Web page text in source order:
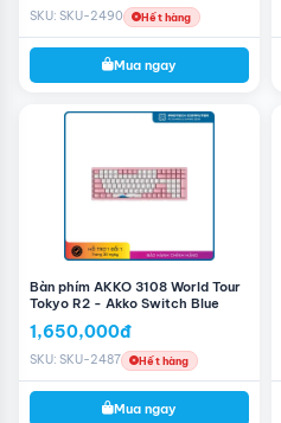
SKU: SKU-2490 Hết hàng
Mua ngay
Bàn phím AKKO 3108 World Tour
Tokyo R2 - Akko Switch Blue
1,650,000đ
SKU: SKU-2487 Hết hàng
Mua ngay